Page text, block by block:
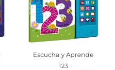
Escucha y Aprende
123